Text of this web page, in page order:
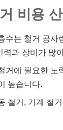
비용
수는 철거 공
과 장비가 많
거에 필요한
높습니다.
철거, 기계 철